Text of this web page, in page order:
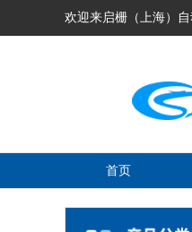
欢迎来启栅（上海）
首页